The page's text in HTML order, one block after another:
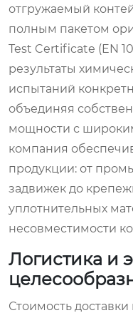
отгружаемый
полным пакетом
Test Certificate (EN
результаты
испытаний
объединяя
мощности с
компания
продукции: от
задвижек до
уплотнительных
несовместимости
Логистика и
Стоимость